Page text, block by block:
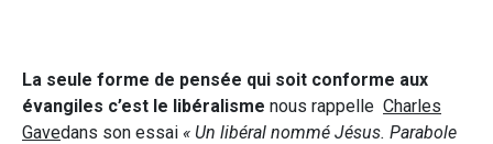
La seule forme de pensée qui soit conforme aux
évangiles c’est le libéralisme nous rappelle Charles
Gavedans son essai « Un libéral nommé Jésus. Parabole